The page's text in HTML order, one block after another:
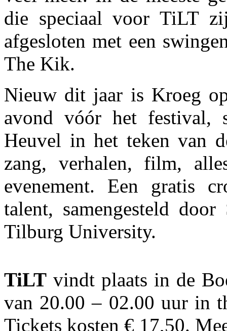
die speciaal voor TiLT
afgesloten met een
The Kik.
Nieuw dit jaar is Kroeg
avond vóór het festival,
Heuvel in het teken van
zang, verhalen, film,
evenement. Een gratis
talent, samengesteld
Tilburg University.
TiLT vindt plaats in de
van 20.00 – 02.00 uur in
Tickets kosten € 17,50.